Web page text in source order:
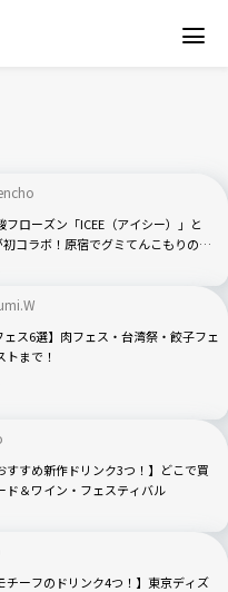
ローズン「ICEE（アイシー）」と
コラボ！原宿でグミてんこもりのド
ェス6選】肉フェス・台湾祭・餃子フェ
トまで！
すすめ新作ドリンク3つ！】どこで買
ド＆ワイン・フェスティバル
チーフのドリンク4つ！】東京ディズ